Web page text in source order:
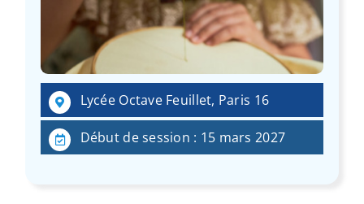
Lycée Octave Feuillet, Paris 16
Début de session : 15 mars 2027